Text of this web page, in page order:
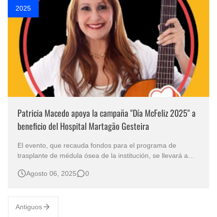
2025
Patricia Macedo apoya la campaña "Día McFeliz 2025" a
beneficio del Hospital Martagão Gesteira
El evento, que recauda fondos para el programa de
trasplante de médula ósea de la institución, se llevará a
en la tienda Vilas do Atlântico de Lauro de Freitas.
Agosto 06, 2025 0
Antiguos